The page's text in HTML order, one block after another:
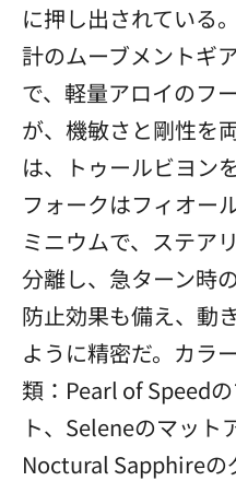
に押し出されている
計のムーブメントギ
で、軽量アロイのフ
が、機敏さと剛性を
は、トゥールビヨン
フォークはフィオー
ミニウムで、ステア
分離し、急ターン時
防止効果も備え、動
ように精密だ。カラ
類：Pearl of Speed
ト、Seleneのマット
Noctural Sapphireの